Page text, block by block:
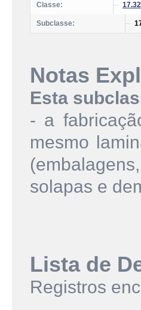
Classe:
Subclasse:
Notas
Esta
- a
mesmo
solapas e
Lista de
Registros